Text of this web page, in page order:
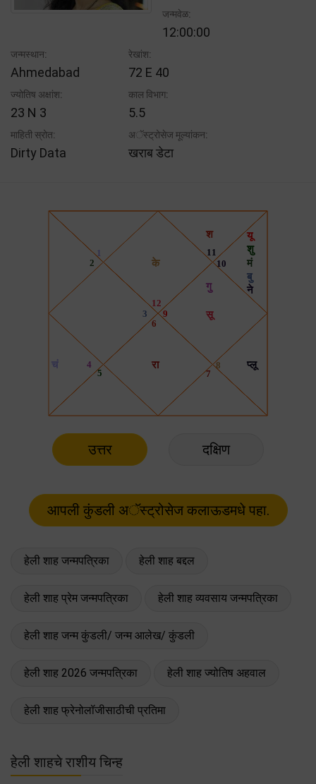
जन्मवेळ:
12:00:00
जन्मस्थान:
Ahmedabad
रेखांश:
72 E 40
ज्योतिष अक्षांश:
23 N 3
काल विभाग:
5.5
माहिती स्रोत:
Dirty Data
अॅस्ट्रोसेज मूल्यांकन:
खराब डेटा
उत्तर दक्षिण
हेली शाह जन्मपत्रिका हेली शाह बद्दल
हेली शाह प्रेम जन्मपत्रिका हेली शाह व्यवसाय जन्मपत्रिका
हेली शाह जन्म कुंडली/ जन्म आलेख/ कुंडली
हेली शाह 2026 जन्मपत्रिका हेली शाह ज्योतिष अहवाल
हेली शाह फ्रेनोलॉजीसाठीची प्रतिमा
हेली शाहचे राशीय चिन्ह